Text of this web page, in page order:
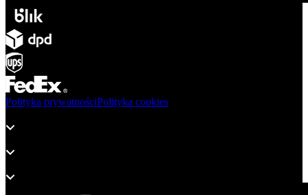
Polityka prywatnościPolityka cookies